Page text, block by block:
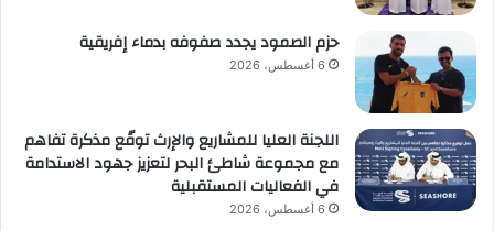
حزم الصمود يجدد صفوفه بدماء إفريقية
6 أغسطس، 2026
اللجنة العليا للمشاريع والإرث توقّع مذكرة تفاهم
مع مجموعة شاطئ البحر لتعزيز جهود الاستدامة
في الفعاليات المستقبلية
6 أغسطس، 2026